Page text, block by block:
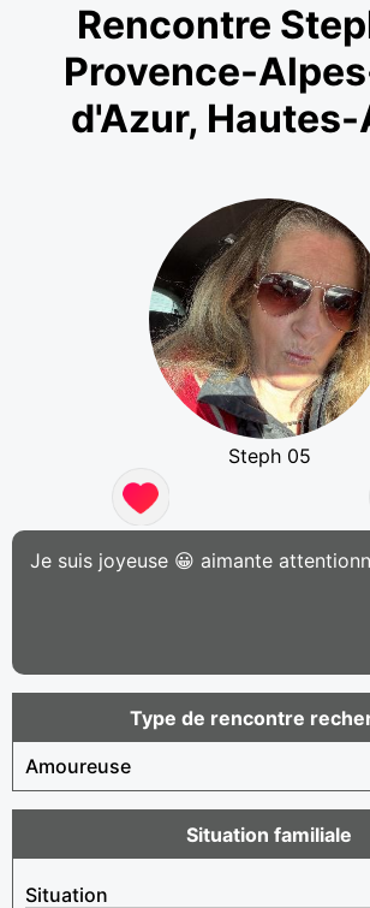
Rencontre
Provence-
d'Azur,
Steph 05
Je suis joyeuse 😀 aimante
Type de rencontre
Amoureuse
Situation familiale
Situation